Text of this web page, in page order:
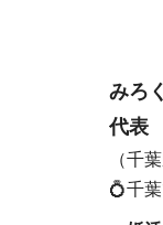
みろ
代表
（千
💍千